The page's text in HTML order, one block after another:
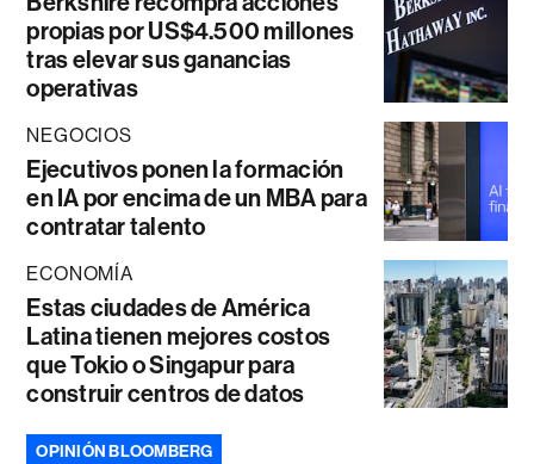
propias por US$4.500 millones
tras elevar sus ganancias
operativas
NEGOCIOS
Ejecutivos ponen la formación
en IA por encima de un MBA para
contratar talento
ECONOMÍA
Estas ciudades de América
Latina tienen mejores costos
que Tokio o Singapur para
construir centros de datos
OPINIÓN BLOOMBERG